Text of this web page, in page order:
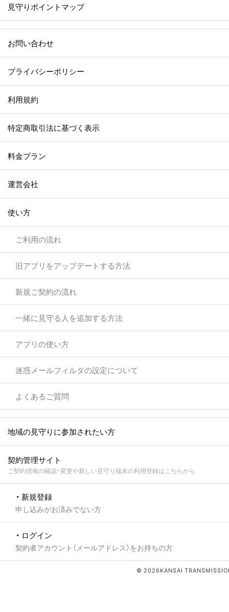
見守りポイントマップ
お問い合わせ
プライバシーポリシー
利用規約
特定商取引法に基づく表示
料金プラン
運営会社
使い方
ご利用の流れ
旧アプリをアップデートする方法
新規ご契約の流れ
一緒に見守る人を追加する方法
アプリの使い方
迷惑メールフィルタの設定について
よくあるご質問
地域の見守りに参加されたい方
契約管理サイト
ご契約情報の確認・変更や新しい見守り端末の利用登録はこちらから
・ 新規登録
申し込みがお済みでない方
・ ログイン
契約者アカウント（メールアドレス）をお持ちの方
© 2026KANSAI